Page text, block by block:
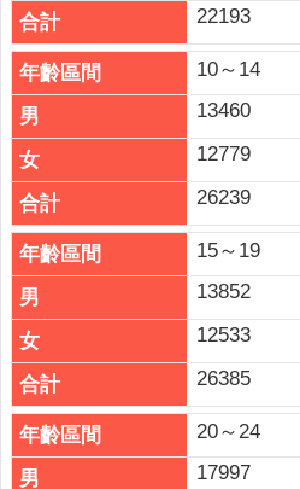
法
令
規
章
FAQ
網
站
導
覽
雲
林
縣
政
府
22193
10～14
13460
12779
26239
15～19
13852
12533
26385
20～24
17997